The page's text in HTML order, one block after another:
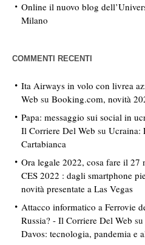
Online il nuovo blog
Milano
COMMENTI RECENTI
Ita Airways in volo con livrea
Web su Booking.com, novità
Papa: messaggio sui social in
Il Corriere Del Web su Ucraina:
Cartabianca
Ora legale 2022, cosa fare il
CES 2022 : dagli smartphone
novità presentate a Las Vegas
Attacco informatico a Ferrovie
Russia? - Il Corriere Del Web su
Davos: tecnologia, pandemia e